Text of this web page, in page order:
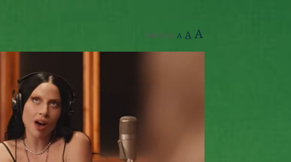
Text Size: A A A